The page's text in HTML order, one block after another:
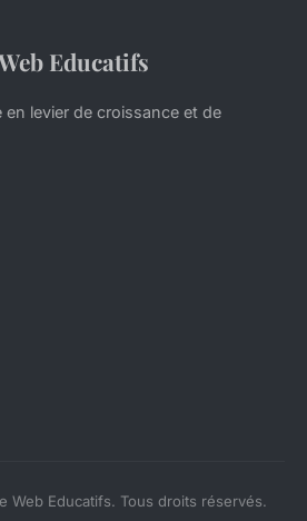
Educatifs
levier de croissance et de
Web Educatifs. Tous droits réservés.